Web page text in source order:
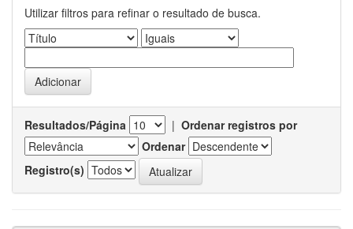
Utilizar filtros para refinar o resultado de busca.
Resultados/Página | Ordenar registros por
Ordenar
Registro(s)